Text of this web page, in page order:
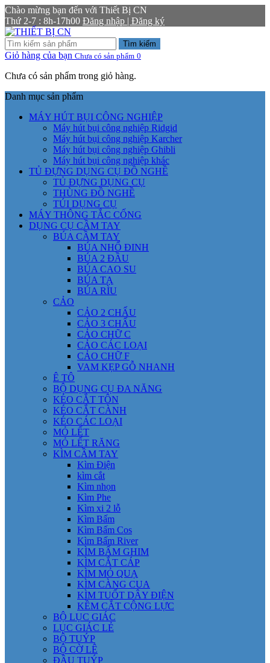
Chào mừng bạn đến với Thiết Bị CN
Thứ 2-7 : 8h-17h00 Đăng nhập | Đăng ký
Tìm kiếm
Giỏ hàng của bạn Chưa có sản phẩm 0
Chưa có sản phẩm trong giỏ hàng.
Danh mục sản phẩm
MÁY HÚT BỤI CÔNG NGHIỆP
Máy hút bụi công nghiệp Ridgid
Máy hút bụi công nghiệp Karcher
Máy hút bụi công nghiệp Ghibli
Máy hút bụi công nghiệp khác
TỦ ĐỰNG DỤNG CỤ ĐỒ NGHỀ
TỦ ĐỰNG DỤNG CỤ
THÙNG ĐỒ NGHỀ
TÚI DỤNG CỤ
MÁY THÔNG TẮC CỐNG
DỤNG CỤ CẦM TAY
BÚA CẦM TAY
BÚA NHỔ ĐINH
BÚA 2 ĐẦU
BÚA CAO SU
BÚA TẠ
BÚA RÌU
CẢO
CẢO 2 CHẤU
CẢO 3 CHẤU
CẢO CHỮ C
CẢO CÁC LOẠI
CẢO CHỮ F
VAM KẸP GỖ NHANH
Ê TÔ
BỘ DỤNG CỤ ĐA NĂNG
KÉO CẮT TÔN
KÉO CẮT CÀNH
KÉO CÁC LOẠI
MỎ LẾT
MỎ LẾT RĂNG
KÌM CẦM TAY
Kìm Điện
kìm cắt
Kìm nhọn
Kìm Phe
Kìm xi 2 lỗ
Kìm Bấm
Kìm Bấm Cos
Kìm Bấm River
KÌM BẤM GHIM
KÌM CẮT CÁP
KÌM MỎ QUẠ
KÌM CÀNG CUA
KÌM TUỐT DÂY ĐIỆN
KỀM CẮT CỘNG LỰC
BỘ LỤC GIÁC
LỤC GIÁC LẺ
BỘ TUÝP
BỘ CỜ LÊ
ĐẦU TUÝP